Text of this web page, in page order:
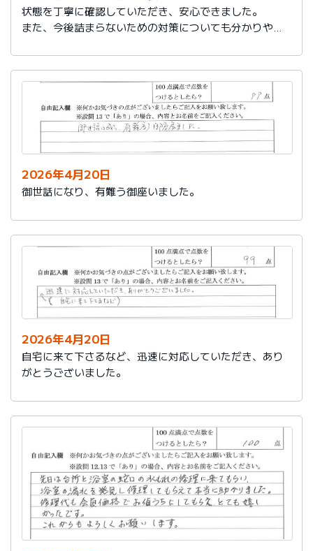
状態を丁寧に確認していただき、安心できました。
また、今後詰まらないための対策についても分かりやす
ありがとうございました。
2026年4月20日
御世話になり、有難う御座いました。
2026年4月20日
自宅に来て下さるなど、迅速に対応していただき、あり
がとうございました。